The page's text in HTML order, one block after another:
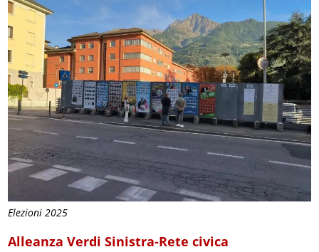
Elezioni 2025
Alleanza Verdi Sinistra-Rete civica